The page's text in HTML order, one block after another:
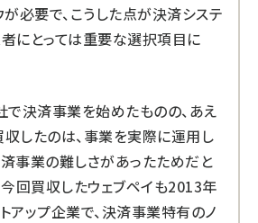
が必要で、こうした点が決済システ
にとっては重要な選択項目に
で決済事業を始めたものの、あえ
したのは、事業を実際に運用し
事業の難しさがあったためだと
今回買収したウェブペイも2013年
アップ企業で、決済事業特有のノ